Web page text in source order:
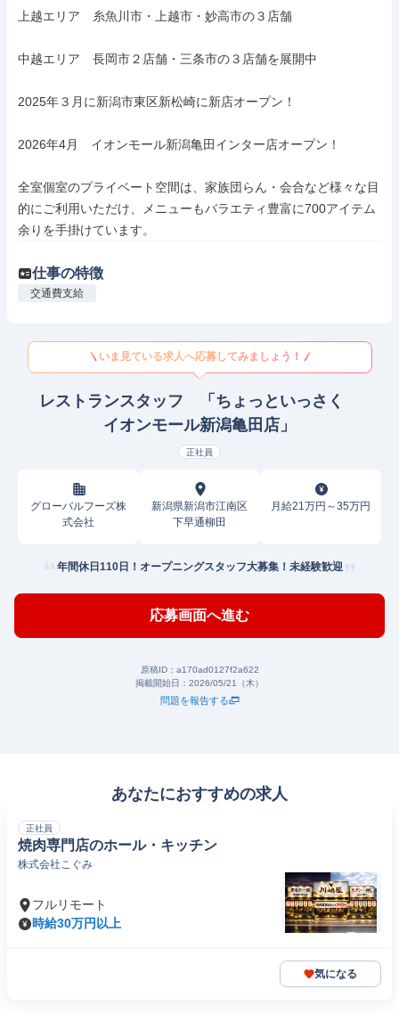
上越エリア　糸魚川市・上越市・妙高市の３店舗
中越エリア　長岡市２店舗・三条市の３店舗を展開中
2025年３月に新潟市東区新松崎に新店オープン！
2026年4月　イオンモール新潟亀田インター店オープン！
全室個室のプライベート空間は、家族団らん・会合など様々な目
的にご利用いただけ、メニューもバラエティ豊富に700アイテム
余りを手掛けています。
仕事の特徴
交通費支給
いま見ている求人へ応募してみましょう！
レストランスタッフ 「ちょっといっさく
イオンモール新潟亀田店」
正社員
グローバルフーズ株
式会社
新潟県新潟市江南区
下早通柳田
月給21万円～35万円
年間休日110日！オープニングスタッフ大募集！未経験歓迎
応募画面へ進む
原稿ID： a170ad0127f2a622
掲載開始日： 2026/05/21（木）
問題を報告する
あなたにおすすめの求人
正社員
焼肉専門店のホール・キッチン
株式会社こぐみ
フルリモート
時給30万円以上
気になる